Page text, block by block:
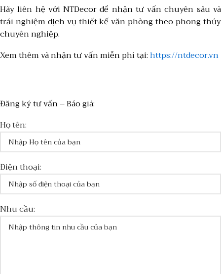
Hãy liên hệ với NTDecor để nhận tư vấn chuyên sâu và
trải nghiệm dịch vụ thiết kế văn phòng theo phong thủy
chuyên nghiệp.
Xem thêm và nhận tư vấn miễn phí tại:https://ntdecor.vn
Đăng ký tư vấn – Báo giá:
Họ tên:
Điện thoại:
Nhu cầu: